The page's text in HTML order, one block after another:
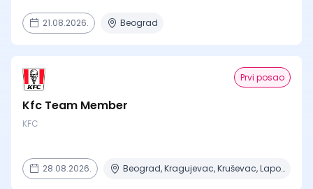
21.08.2026. Beograd
Prvi posao
Kfc Team Member
KFC
28.08.2026. Beograd, Kragujevac, Kruševac, Lapovo, Niš + 4 mesta